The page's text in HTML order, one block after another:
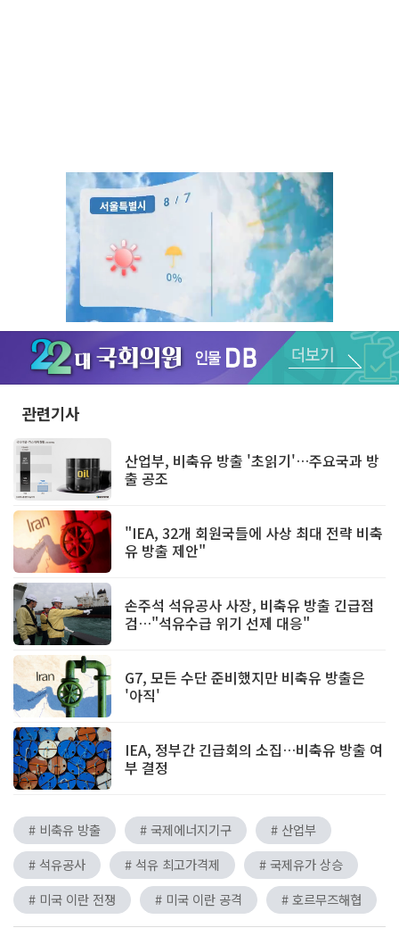
Unmute
관련기사
산업부, 비축유 방출 '초읽기'…주요국과 방
출 공조
"IEA, 32개 회원국들에 사상 최대 전략 비축
유 방출 제안"
손주석 석유공사 사장, 비축유 방출 긴급점
검…"석유수급 위기 선제 대응"
G7, 모든 수단 준비했지만 비축유 방출은
'아직'
IEA, 정부간 긴급회의 소집…비축유 방출 여
부 결정
# 비축유 방출 # 국제에너지기구
# 산업부
# 석유공사
# 석유 최고가격제
# 국제유가 상승
# 미국 이란 전쟁
# 미국 이란 공격 # 호르무즈해협